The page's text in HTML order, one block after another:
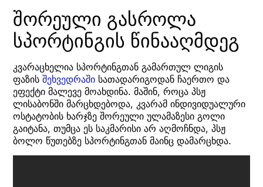
შორეული გასროლა
სპორტინგის წინააღმდეგ
კვარაცხელია სპორტინგთან გამართულ ლიგის
ფაზის შეხვედრაში სათადარიგოდან ჩაერთო და
ეფექტი მალევე მოახდინა. მაშინ, როცა პსჟ
ლისაბონში მარცხდებოდა, კვარამ ინდივიდუალური
ოსტატობის ხარჯზე შორეული ულამაზესი გოლი
გაიტანა, თუმცა ეს საკმარისი არ აღმოჩნდა, პსჟ
ბოლო წუთებზე სპორტინგთან მაინც დამარცხდა.